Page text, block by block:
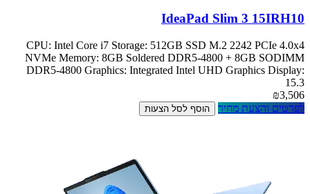
IdeaPad Slim 3 15IRH10
CPU: Intel Core i7 Storage: 512GB SSD M.2 2242 PCIe 4.0x4
NVMe Memory: 8GB Soldered DDR5-4800 + 8GB SODIMM
DDR5-4800 Graphics: Integrated Intel UHD Graphics Display:
15.3
₪3,506
לפרטים והצעת מחיר
הוסף לסל הצעות